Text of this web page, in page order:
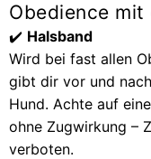
Obedience mit
✔️ Halsband
Wird bei fast allen
gibt dir vor und
Hund. Achte auf
ohne Zugwirkung –
verboten.